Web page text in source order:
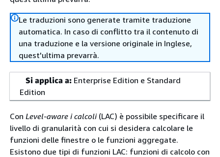
Le traduzioni sono generate tramite traduzione
automatica. In caso di conflitto tra il contenuto di
una traduzione e la versione originale in Inglese,
quest'ultima prevarrà.
Si applica a: Enterprise Edition e Standard
Edition
Con Level-aware i calcoli(LAC) è possibile specificare il
livello di granularità con cui si desidera calcolare le
funzioni delle finestre o le funzioni aggregate.
Esistono due tipi di funzioni LAC: funzioni di calcolo con